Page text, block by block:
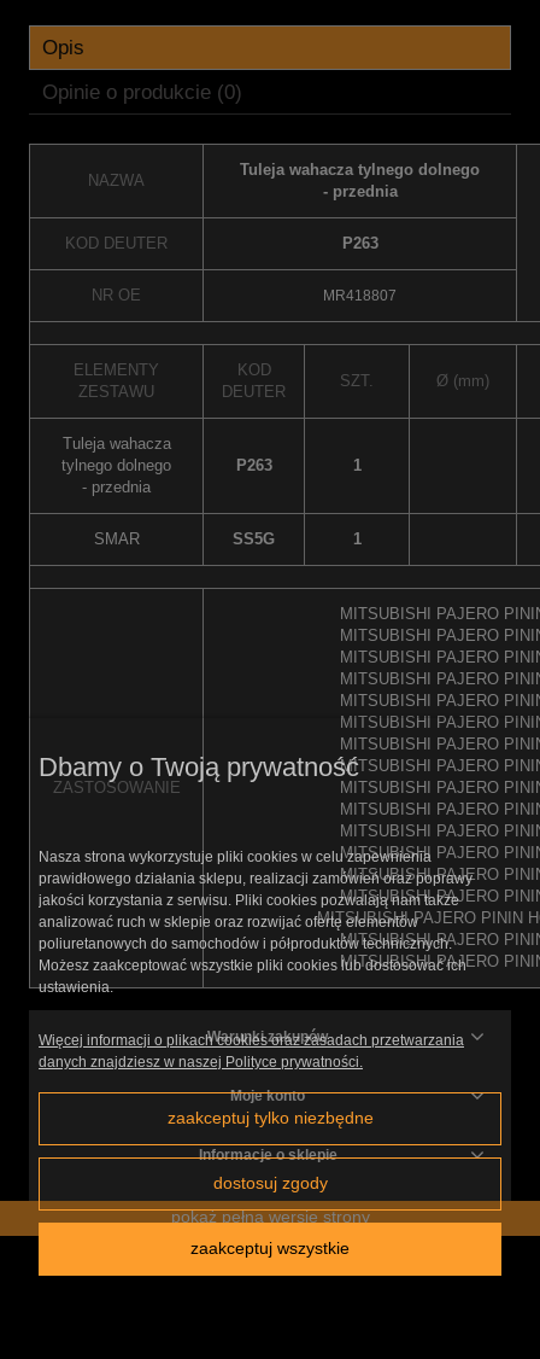
Opis
Opinie o produkcie (0)
NAZWA
Tuleja wahacza tylnego dolnego
- przednia
KOD DEUTER P263
NR OE MR418807
ELEMENTY
ZESTAWU
KOD
DEUTER
SZT. Ø (mm)
Tuleja wahacza
tylnego dolnego
- przednia
P263 1
SMAR SS5G 1
ZASTOSOWANIE
MITSUBISHI PAJERO
MITSUBISHI PAJERO
MITSUBISHI PAJERO
MITSUBISHI PAJERO
MITSUBISHI PAJERO
MITSUBISHI PAJERO
MITSUBISHI PAJERO
MITSUBISHI PAJERO
MITSUBISHI PAJERO
MITSUBISHI PAJERO
MITSUBISHI PAJERO
MITSUBISHI PAJERO
MITSUBISHI PAJERO
MITSUBISHI PAJERO
MITSUBISHI PAJERO PININ
MITSUBISHI PAJERO
MITSUBISHI PAJERO
Warunki zakupów
Moje konto
Informacje o sklepie
pokaż pełną wersję strony
Sklep internetowy Shoper.pl
Dbamy o Twoją prywatność
Nasza strona wykorzystuje pliki cookies w celu zapewnienia
prawidłowego działania sklepu, realizacji zamówień oraz poprawy
jakości korzystania z serwisu. Pliki cookies pozwalają nam także
analizować ruch w sklepie oraz rozwijać ofertę elementów
poliuretanowych do samochodów i półproduktów technicznych.
Możesz zaakceptować wszystkie pliki cookies lub dostosować ich
ustawienia.
Więcej informacji o plikach cookies oraz zasadach przetwarzania
danych znajdziesz w naszej Polityce prywatności.
zaakceptuj tylko niezbędne
dostosuj zgody
zaakceptuj wszystkie